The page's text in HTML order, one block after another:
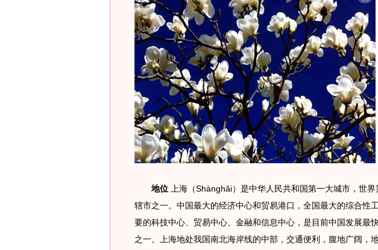
地位 上海（Shànghǎi）是中华人民共和国第一大城市，世
辖市之一。中国最大的经济中心和贸易港口，全国最大的综合性
要的科技中心、贸易中心、金融和信息中心，是目前中国发展最
之一。上海地处我国南北海岸线的中部，交通便利，腹地广阔，